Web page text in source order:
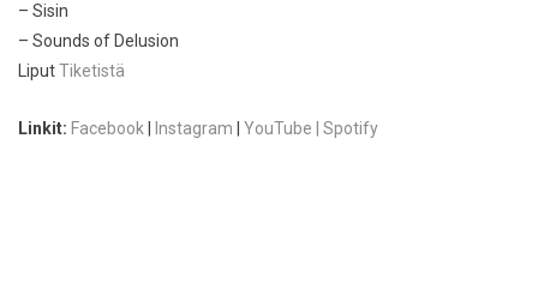
– Sisin
– Sounds of Delusion
LiputTiketistä
Linkit: Facebook Instagram YouTube | Spotify